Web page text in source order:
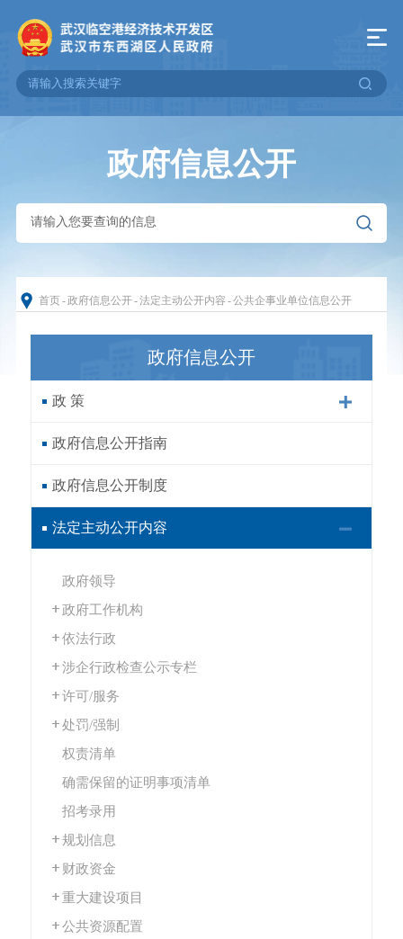
政府信息公开
首页-政府信息公开-法定主动公开内容 -公共企事业单位信息公开
政府信息公开
政 策
政府信息公开指南
政府信息公开制度
法定主动公开内容
政府领导
政府工作机构
依法行政
涉企行政检查公示专栏
许可/服务
处罚/强制
权责清单
确需保留的证明事项清单
招考录用
规划信息
财政资金
重大建设项目
公共资源配置